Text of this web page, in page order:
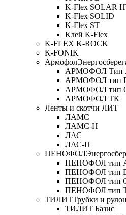
K-Flex SOLAR
K-Flex SOLID
K-Flex ST
Клей K-Flex
K-FLEX K-ROCK
K-FONIK
Армофол
АРМОФОЛ Тип
АРМОФОЛ тип
АРМОФОЛ тип
АРМОФОЛ ТК
Ленты и скотчи ЛИТ
ЛАМС
ЛАМС-Н
ЛАС
ЛАС-П
ПЕНОФОЛ
ПЕНОФОЛ тип
ПЕНОФОЛ тип
ПЕНОФОЛ тип
ПЕНОФОЛ тип
ТИЛИТТрубки и
ТИЛИТ Базис